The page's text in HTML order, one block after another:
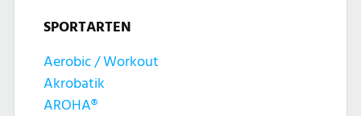
SPORTARTEN
Aerobic / Workout
Akrobatik
AROHA®